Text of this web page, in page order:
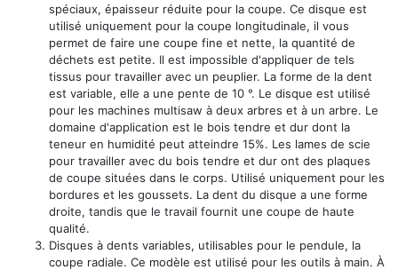
spéciaux, épaisseur réduite pour la coupe. Ce disque est
utilisé uniquement pour la coupe longitudinale, il vous
permet de faire une coupe fine et nette, la quantité de
déchets est petite. Il est impossible d'appliquer de tels
tissus pour travailler avec un peuplier. La forme de la dent
est variable, elle a une pente de 10 °. Le disque est utilisé
pour les machines multisaw à deux arbres et à un arbre. Le
domaine d'application est le bois tendre et dur dont la
teneur en humidité peut atteindre 15%. Les lames de scie
pour travailler avec du bois tendre et dur ont des plaques
de coupe situées dans le corps. Utilisé uniquement pour les
bordures et les goussets. La dent du disque a une forme
droite, tandis que le travail fournit une coupe de haute
qualité.
Disques à dents variables, utilisables pour le pendule, la
coupe radiale. Ce modèle est utilisé pour les outils à main. À